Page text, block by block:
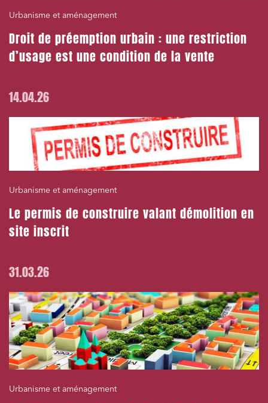
Urbanisme et aménagement
Droit de préemption urbain : une restriction
d’usage est une condition de la vente
14.04.26
Urbanisme et aménagement
Le permis de construire valant démolition en
site inscrit
31.03.26
Urbanisme et aménagement